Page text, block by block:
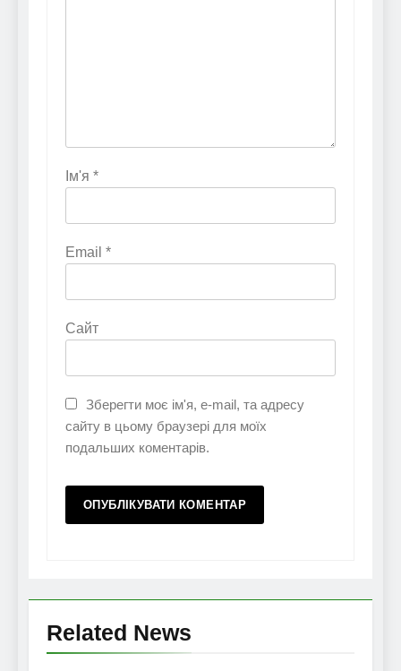
Ім'я *
Email *
Сайт
Зберегти моє ім'я, e-mail, та адресу
сайту в цьому браузері для моїх
подальших коментарів.
Related News